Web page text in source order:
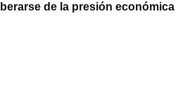
de la presión económica